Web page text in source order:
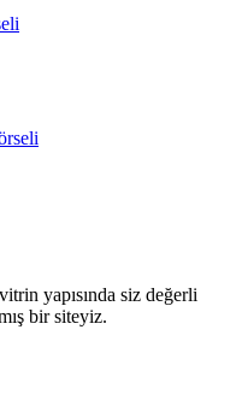
yapısında siz değerli
bir siteyiz.